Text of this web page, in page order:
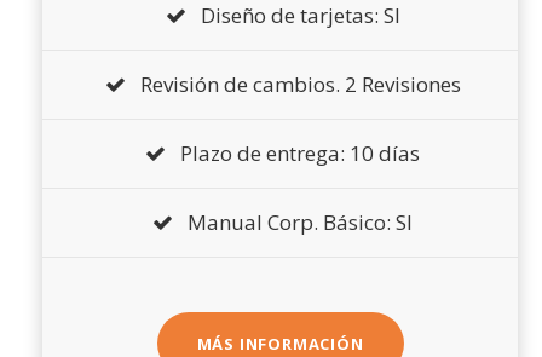
Diseño de tarjetas: SI
Revisión de cambios. 2 Revisiones
Plazo de entrega: 10 días
Manual Corp. Básico: SI
MÁS INFORMACIÓN